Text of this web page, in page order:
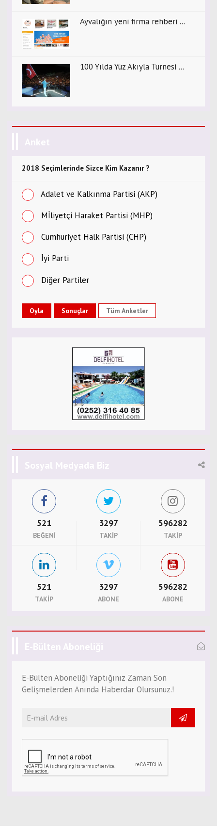
Ayvalığın yeni firma rehberi ...
100 Yılda Yüz Akıyla Turnesi ...
Anket
2018 Seçimlerinde Sizce Kim Kazanır ?
Adalet ve Kalkınma Partisi (AKP)
Mİliyetçi Haraket Partisi (MHP)
Cumhuriyet Halk Partisi (CHP)
İyi Parti
Diğer Partiler
Tüm Anketler
Sosyal Medyada Biz
521
BEĞENI
3297
TAKIP
596282
TAKIP
521
TAKIP
3297
ABONE
596282
ABONE
E-Bülten Aboneliği
E-Bülten Aboneliği Yaptığınız Zaman Son
Gelişmelerden Anında Haberdar Olursunuz.!